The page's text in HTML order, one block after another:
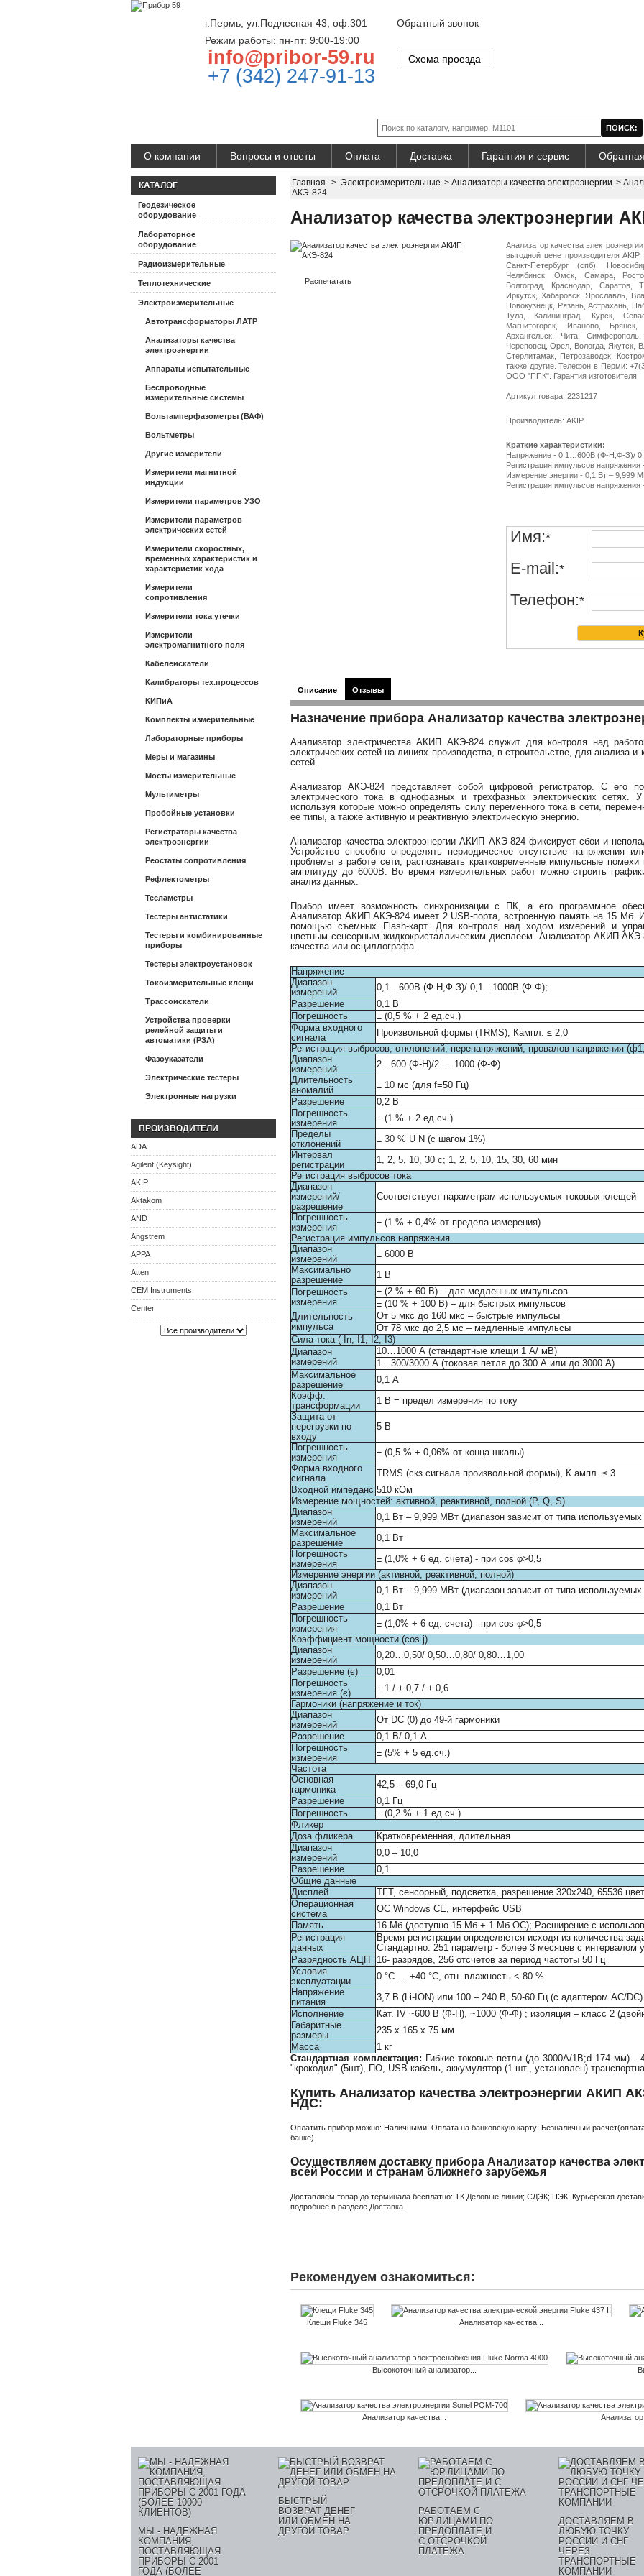
г.Пермь, ул.Подлесная 43, оф.301
Режим работы: пн-пт: 9:00-19:00
info@pribor-59.ru
+7 (342) 247-91-13
Обратный звонок
Схема проезда
О компании Вопросы и ответы Оплата Доставка Гарантия и сервис
КАТАЛОГ
Геодезическое
оборудование
Лабораторное
оборудование
Радиоизмерительные
Теплотехнические
Электроизмерительные
Автотрансформаторы ЛАТР
Анализаторы качества
электроэнергии
Аппараты испытательные
Беспроводные
измерительные системы
Вольтамперфазометры (ВАФ)
Вольтметры
Другие измерители
Измерители магнитной
индукции
Измерители параметров УЗО
Измерители параметров
электрических сетей
Измерители скоростных,
временных характеристик и
характеристик хода
Измерители
сопротивления
Измерители тока утечки
Измерители
электромагнитного поля
Кабелеискатели
Калибраторы тех.процессов
КИПиА
Комплекты измерительные
Лабораторные приборы
Меры и магазины
Мосты измерительные
Мультиметры
Пробойные установки
Регистраторы качества
электроэнергии
Реостаты сопротивления
Рефлектометры
Тесламетры
Тестеры антистатики
Тестеры и комбинированные
приборы
Тестеры электроустановок
Токоизмерительные клещи
Трассоискатели
Устройства проверки
релейной защиты и
автоматики (РЗА)
Фазоуказатели
Электрические тестеры
Электронные нагрузки
ПРОИЗВОДИТЕЛИ
ADA
Agilent (Keysight)
AKIP
Aktakom
AND
Angstrem
APPA
Atten
CEM Instruments
Center
Главная > Электроизмерительные > Анализаторы качества электроэнергии >
АКЭ-824
Анализатор качества электроэнергии
Распечатать
Анализатор качества
выгодной цене производителя
Санкт-Петербург (спб),
Челябинск, Омск, Самара,
Волгоград, Краснодар, Саратов,
Иркутск, Хабаровск, Ярославль,
Новокузнецк, Рязань, Астрахань,
Тула, Калининград, Курск,
Магнитогорск, Иваново,
Архангельск, Чита,
Череповец, Орел, Вологда, Якутск,
Стерлитамак, Петрозаводск,
также другие. Телефон в Перми:
ООО "ППК". Гарантия изготовителя.
Артикул товара: 2231217
Производитель: AKIP
Краткие характеристики:
Напряжение - 0,1…600В (Ф-Н,Ф-З)/
Регистрация импульсов напряжения
Измерение энергии - 0,1 Вт – 9,999
Регистрация импульсов напряжения
Имя:*
E-mail:*
Телефон:*
Описание Отзывы
Назначение прибора Анализатор качества
Анализатор электричества АКИП АКЭ-824 служит для контроля над
электрических сетей на линиях производства, в строительстве, для анализа и
сетей.
Анализатор АКЭ-824 представляет собой цифровой регистратор. С его
электрического тока в однофазных и трехфазных электрических
используя которые можно определять силу переменного тока в сети,
ее типы, а также активную и реактивную электрическую энергию.
Анализатор качества электроэнергии АКИП АКЭ-824 фиксирует сбои и
Устройство способно определять периодическое отсутствие напряжения
проблемы в работе сети, распознавать кратковременные импульсные
амплитуду до 6000В. Во время измерительных работ можно строить
анализ данных.
Прибор имеет возможность синхронизации с ПК, а его программное
Анализатор АКИП АКЭ-824 имеет 2 USB-порта, встроенную память на 15 Мб.
помощью съемных Flash-карт. Для контроля над ходом измерений и
цветным сенсорным жидкокристаллическим дисплеем. Анализатор АКИП
качества или осциллографа.
Напряжение
Диапазон
измерений
0,1…600В (Ф-Н,Ф-З)/ 0,1…1000В (Ф-Ф);
Разрешение
0,1 В
Погрешность
± (0,5 % + 2 ед.сч.)
Форма входного
сигнала
Произвольной формы (TRMS), Кампл. ≤ 2,0
Регистрация выбросов, отклонений, перенапряжений, провалов напряжения
Диапазон
измерений
2…600 (Ф-Н)/2 … 1000 (Ф-Ф)
Длительность
аномалий
± 10 мс (для f=50 Гц)
Разрешение
0,2 В
Погрешность
измерения
± (1 % + 2 ед.сч.)
Пределы
отклонений
± 30 % U N (с шагом 1%)
Интервал
регистрации
1, 2, 5, 10, 30 с; 1, 2, 5, 10, 15, 30, 60 мин
Регистрация выбросов тока
Диапазон
измерений/
разрешение
Соответствует параметрам используемых токовых клещей
Погрешность
измерения
± (1 % + 0,4% от предела измерения)
Регистрация импульсов напряжения
Диапазон
измерений
± 6000 В
Максимально
разрешение
1 В
Погрешность
измерения
± (2 % + 60 В) – для медленных импульсов
± (10 % + 100 В) – для быстрых импульсов
Длительность
импульса
От 5 мкс до 160 мкс – быстрые импульсы
От 78 мкс до 2,5 мс – медленные импульсы
Сила тока ( In, I1, I2, I3)
Диапазон
измерений
10…1000 А (стандартные клещи 1 А/ мВ)
1…300/3000 А (токовая петля до 300 А или до 3000 А)
Максимальное
разрешение
0,1 А
Коэфф.
трансформации
1 В = предел измерения по току
Защита от
перегрузки по
входу
5 В
Погрешность
измерения
± (0,5 % + 0,06% от конца шкалы)
Форма входного
сигнала
TRMS (скз сигнала произвольной формы), К ампл. ≤ 3
Входной импеданс 510 кОм
Измерение мощностей: активной, реактивной, полной (P, Q, S)
Диапазон
измерений
0,1 Вт – 9,999 МВт (диапазон зависит от типа
Максимальное
разрешение
0,1 Вт
Погрешность
измерения
± (1,0% + 6 ед. счета) - при cos φ>0,5
Измерение энергии (активной, реактивной, полной)
Диапазон
измерений
0,1 Вт – 9,999 МВт (диапазон зависит от типа
Разрешение
0,1 Вт
Погрешность
измерения
± (1,0% + 6 ед. счета) - при cos φ>0,5
Коэффициент мощности (cos j)
Диапазон
измерений
0,20…0,50/ 0,50…0,80/ 0,80…1,00
Разрешение (є)
0,01
Погрешность
измерения (є)
± 1 / ± 0,7 / ± 0,6
Гармоники (напряжение и ток)
Диапазон
измерений
От DC (0) до 49-й гармоники
Разрешение
0,1 В/ 0,1 А
Погрешность
измерения
± (5% + 5 ед.сч.)
Частота
Основная
гармоника
42,5 – 69,0 Гц
Разрешение
0,1 Гц
Погрешность
± (0,2 % + 1 ед.сч.)
Фликер
Доза фликера
Кратковременная, длительная
Диапазон
измерений
0,0 – 10,0
Разрешение
0,1
Общие данные
Дисплей
TFT, сенсорный, подсветка, разрешение 320х240, 65536
Операционная
система
OC Windows CE, интерфейс USB
Память
16 Мб (доступно 15 Мб + 1 Мб ОС); Расширение с
Регистрация
данных
Время регистрации определяется исходя из количества
Стандартно: 251 параметр - более 3 месяцев с интервалом
Разрядность АЦП
16- разрядов, 256 отсчетов за период частоты 50 Гц
Условия
эксплуатации
0 °С … +40 °С, отн. влажность < 80 %
Напряжение
питания
3,7 В (Li-ION) или 100 – 240 В, 50-60 Гц (с адаптером AC/DC)
Исполнение
Кат. IV ~600 В (Ф-Н), ~1000 (Ф-Ф) ; изоляция – класс 2
Габаритные
размеры
235 х 165 х 75 мм
Масса
1 кг
Стандартная комплектация: Гибкие токовые петли (до 3000А/1В;d 174 мм)
"крокодил" (5шт), ПО, USB-кабель, аккумулятор (1 шт., установлен)
Купить Анализатор качества электроэнергии АКИП
НДС:
Оплатить прибор можно: Наличными; Оплата на банковскую карту; Безналичный
банке)
Осуществляем доставку прибора Анализатор качества
всей России и странам ближнего зарубежья
Доставляем товар до терминала бесплатно: ТК Деловые линии; СДЭК; ПЭК; Курьерская
подробнее в разделе Доставка
Рекомендуем ознакомиться:
Клещи Fluke 345 Анализатор качества...
Высокоточный анализатор...
Анализатор качества... Анализатор
МЫ - НАДЕЖНАЯ
КОМПАНИЯ,
ПОСТАВЛЯЮЩАЯ
ПРИБОРЫ С 2001
ГОДА (БОЛЕЕ
БЫСТРЫЙ
ВОЗВРАТ ДЕНЕГ
ИЛИ ОБМЕН НА
ДРУГОЙ ТОВАР
РАБОТАЕМ С
ЮР.ЛИЦАМИ ПО
ПРЕДОПЛАТЕ И
С ОТСРОЧКОЙ
ПЛАТЕЖА
ДОСТАВЛЯЕМ В
ЛЮБУЮ ТОЧКУ
РОССИИ И СНГ
ЧЕРЕЗ
ТРАНСПОРТНЫЕ
КОМПАНИИ